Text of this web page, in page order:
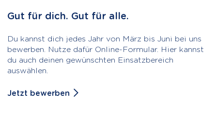
Gut für dich. Gut für alle.
Du kannst dich jedes Jahr von März bis Juni bei uns
bewerben. Nutze dafür Online-Formular. Hier kannst
du auch deinen gewünschten Einsatzbereich
auswählen.
Jetzt bewerben